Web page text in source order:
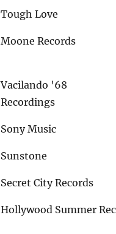
Tough Love
Moone Records
Vacilando '68
Recordings
Sony Music
Sunstone
Secret City Records
Hollywood Summer